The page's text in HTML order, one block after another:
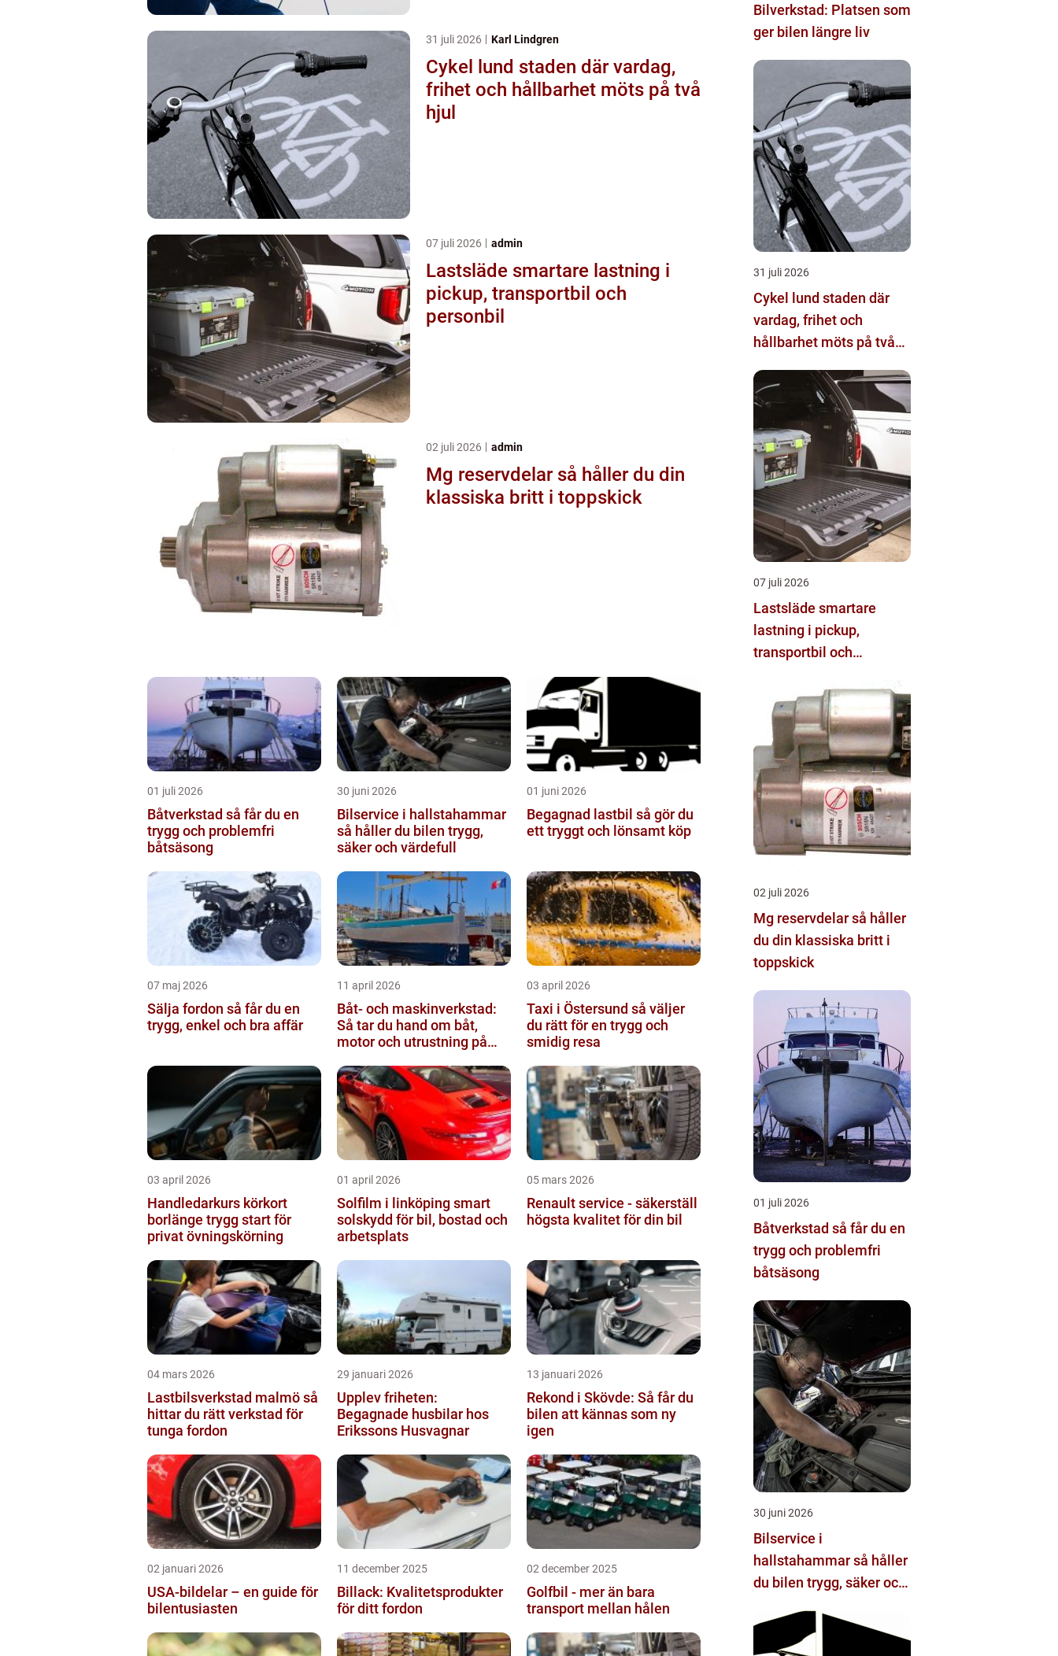
31 juli 2026 Karl Lindgren
Cykel lund staden där vardag,
frihet och hållbarhet möts på två
hjul
07 juli 2026 admin
Lastsläde smartare lastning i
pickup, transportbil och
personbil
02 juli 2026 admin
Mg reservdelar så håller du din
klassiska britt i toppskick
01 juli 2026
Båtverkstad så får du en
trygg och problemfri
båtsäsong
30 juni 2026
Bilservice i hallstahammar
så håller du bilen trygg,
säker och värdefull
01 juni 2026
Begagnad lastbil så gör du
ett tryggt och lönsamt köp
07 maj 2026
Sälja fordon så får du en
trygg, enkel och bra affär
11 april 2026
Båt- och maskinverkstad:
Så tar du hand om båt,
motor och utrustning på
03 april 2026
Taxi i Östersund så väljer
du rätt för en trygg och
smidig resa
03 april 2026
Handledarkurs körkort
borlänge trygg start för
privat övningskörning
01 april 2026
Solfilm i linköping smart
solskydd för bil, bostad och
arbetsplats
05 mars 2026
Renault service - säkerställ
högsta kvalitet för din bil
04 mars 2026
Lastbilsverkstad malmö så
hittar du rätt verkstad för
tunga fordon
29 januari 2026
Upplev friheten:
Begagnade husbilar hos
Erikssons Husvagnar
13 januari 2026
Rekond i Skövde: Så får du
bilen att kännas som ny
igen
02 januari 2026
USA-bildelar – en guide för
bilentusiasten
11 december 2025
Billack: Kvalitetsprodukter
för ditt fordon
02 december 2025
Golfbil - mer än bara
transport mellan hålen
Bilverkstad: Platsen som
ger bilen längre liv
31 juli 2026
Cykel lund staden där
vardag, frihet och
hållbarhet möts på två
07 juli 2026
Lastsläde smartare
lastning i pickup,
transportbil och
02 juli 2026
Mg reservdelar så håller
du din klassiska britt i
toppskick
01 juli 2026
Båtverkstad så får du en
trygg och problemfri
båtsäsong
30 juni 2026
Bilservice i
hallstahammar så håller
du bilen trygg, säker och